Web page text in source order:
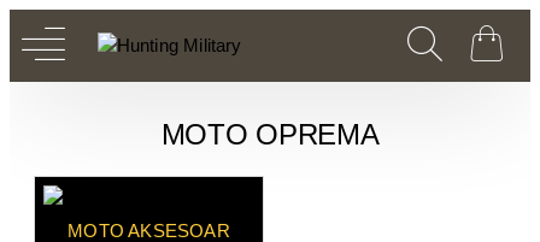
MOTO OPREMA
MOTO AKSESOAR